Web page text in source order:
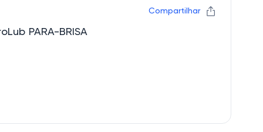
Compartilhar
PARA-BRISA